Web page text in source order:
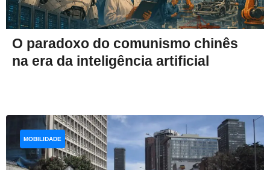
O paradoxo do comunismo chinês
na era da inteligência artificial
MOBILIDADE